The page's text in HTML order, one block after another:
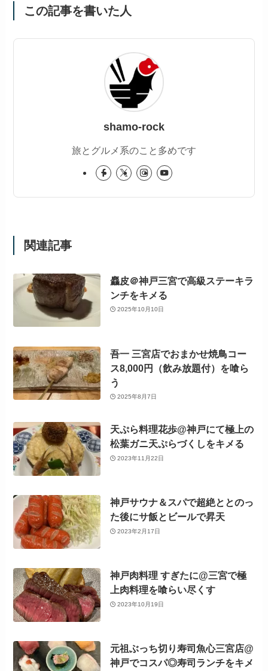
この記事を書いた人
shamo-rock
旅とグルメ系のこと多めです
関連記事
麤皮＠神戸三宮で高級ステーキラ
ンチをキメる
2025年10月10日
吾一 三宮店でおまかせ焼鳥コー
ス8,000円（飲み放題付）を喰ら
う
2025年8月7日
天ぷら料理花歩@神戸にて極上の
松葉ガニ天ぷらづくしをキメる
2023年11月22日
神戸サウナ＆スパで超絶ととのっ
た後にサ飯とビールで昇天
2023年2月17日
神戸肉料理 すぎたに@三宮で極
上肉料理を喰らい尽くす
2023年10月19日
元祖ぶっち切り寿司魚心三宮店@
神戸でコスパ◎寿司ランチをキメ